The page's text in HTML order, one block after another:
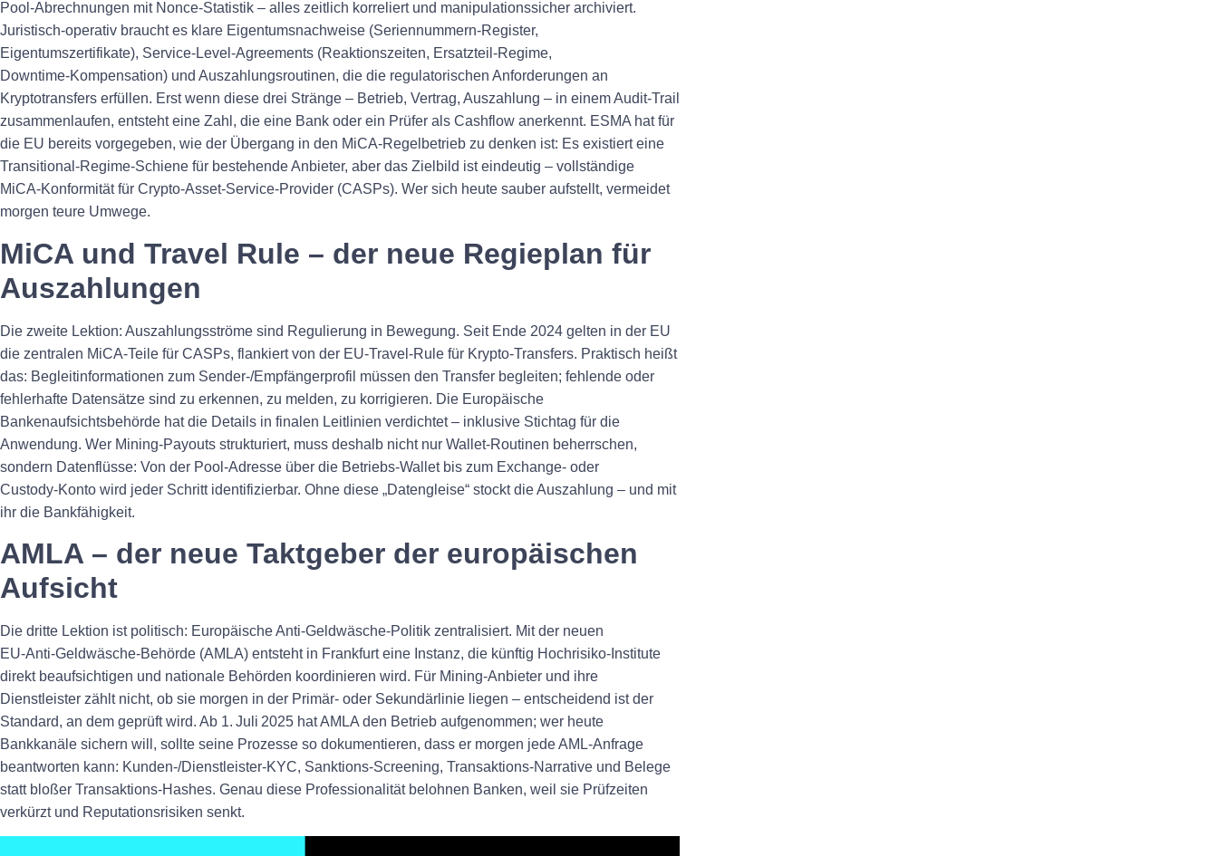
Pool‑Abrechnungen mit Nonce‑Statistik – alles zeitlich korreliert und manipulationssicher archiviert.
Juristisch‑operativ braucht es klare Eigentumsnachweise (Seriennummern‑Register,
Eigentumszertifikate), Service‑Level‑Agreements (Reaktionszeiten, Ersatzteil‑Regime,
Downtime‑Kompensation) und Auszahlungsroutinen, die die regulatorischen Anforderungen an
Kryptotransfers erfüllen. Erst wenn diese drei Stränge – Betrieb, Vertrag, Auszahlung – in einem Audit‑Trail
zusammenlaufen, entsteht eine Zahl, die eine Bank oder ein Prüfer als Cashflow anerkennt. ESMA hat für
die EU bereits vorgegeben, wie der Übergang in den MiCA‑Regelbetrieb zu denken ist: Es existiert eine
Transitional‑Regime‑Schiene für bestehende Anbieter, aber das Zielbild ist eindeutig – vollständige
MiCA‑Konformität für Crypto‑Asset‑Service‑Provider (CASPs). Wer sich heute sauber aufstellt, vermeidet
morgen teure Umwege.
MiCA und Travel Rule – der neue Regieplan für
Auszahlungen
Die zweite Lektion: Auszahlungsströme sind Regulierung in Bewegung. Seit Ende 2024 gelten in der EU
die zentralen MiCA‑Teile für CASPs, flankiert von der EU‑Travel‑Rule für Krypto‑Transfers. Praktisch heißt
das: Begleitinformationen zum Sender‑/Empfängerprofil müssen den Transfer begleiten; fehlende oder
fehlerhafte Datensätze sind zu erkennen, zu melden, zu korrigieren. Die Europäische
Bankenaufsichtsbehörde hat die Details in finalen Leitlinien verdichtet – inklusive Stichtag für die
Anwendung. Wer Mining‑Payouts strukturiert, muss deshalb nicht nur Wallet‑Routinen beherrschen,
sondern Datenflüsse: Von der Pool‑Adresse über die Betriebs‑Wallet bis zum Exchange‑ oder
Custody‑Konto wird jeder Schritt identifizierbar. Ohne diese „Datengleise“ stockt die Auszahlung – und mit
ihr die Bankfähigkeit.
AMLA – der neue Taktgeber der europäischen
Aufsicht
Die dritte Lektion ist politisch: Europäische Anti‑Geldwäsche‑Politik zentralisiert. Mit der neuen
EU‑Anti‑Geldwäsche‑Behörde (AMLA) entsteht in Frankfurt eine Instanz, die künftig Hochrisiko‑Institute
direkt beaufsichtigen und nationale Behörden koordinieren wird. Für Mining‑Anbieter und ihre
Dienstleister zählt nicht, ob sie morgen in der Primär‑ oder Sekundärlinie liegen – entscheidend ist der
Standard, an dem geprüft wird. Ab 1. Juli 2025 hat AMLA den Betrieb aufgenommen; wer heute
Bankkanäle sichern will, sollte seine Prozesse so dokumentieren, dass er morgen jede AML‑Anfrage
beantworten kann: Kunden‑/Dienstleister‑KYC, Sanktions‑Screening, Transaktions‑Narrative und Belege
statt bloßer Transaktions‑Hashes. Genau diese Professionalität belohnen Banken, weil sie Prüfzeiten
verkürzt und Reputationsrisiken senkt.